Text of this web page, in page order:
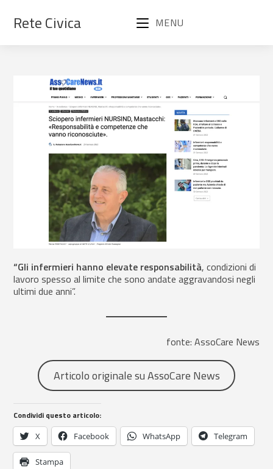
Rete Civica MENU
“Gli infermieri hanno elevate responsabilità, condizioni di
lavoro spesso al limite che sono andate aggravandosi negli
ultimi due anni”.
fonte: AssoCare News
Articolo originale su AssoCare News
Condividi questo articolo:
X Facebook WhatsApp Telegram
Stampa